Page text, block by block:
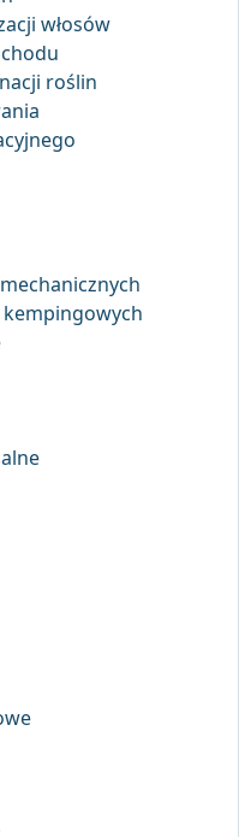
włosów
roślin
kempingowych